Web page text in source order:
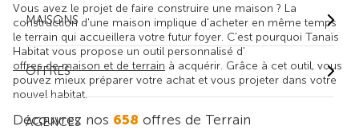
MAISONS
OFFRES
AGENCES
Vous avez le projet de faire construire une maison ? La
construction d'une maison implique d'acheter en même temps
le terrain qui accueillera votre futur foyer. C'est pourquoi Tanaïs
Habitat vous propose un outil personnalisé d'
offres de maison et de terrain à acquérir. Grâce à cet outil, vous
pouvez mieux préparer votre achat et vous projeter dans votre
nouvel habitat.
Découvrez nos 658 offres de Terrain